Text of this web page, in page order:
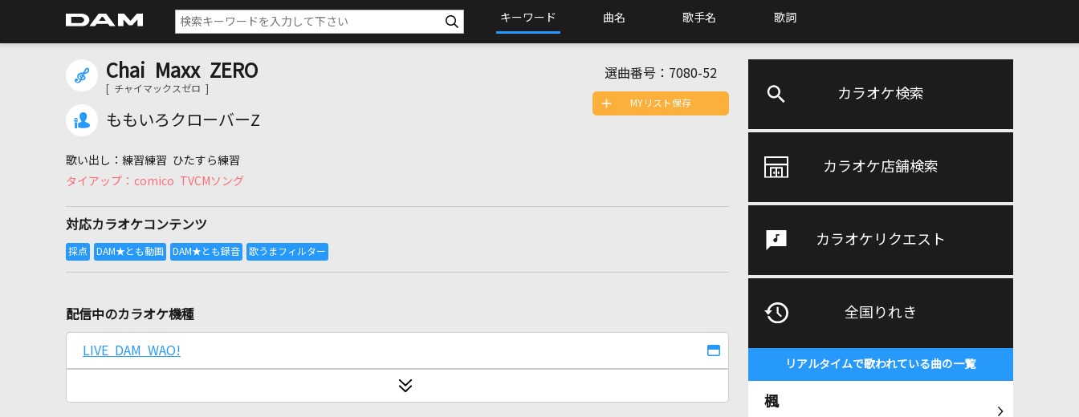
キーワード 曲名 歌手名 歌詞
カラオケ検索
カラオケ店舗検索
カラオケリクエスト
全国りれき
リアルタイムで歌われている曲の一覧
楓
Chai Maxx ZERO
[ チャイマックスゼロ ]
ももいろクローバーZ
選曲番号： 7080-52
練習練習 ひたすら練習
comico TVCMソング
対応カラオケコンテンツ
MYリスト保存
配信中のカラオケ機種
LIVE DAM WAO!